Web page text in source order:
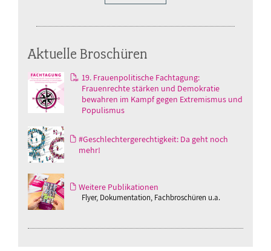
Aktuelle Broschüren
19. Frauenpolitische Fachtagung:
Frauenrechte stärken und Demokratie
bewahren im Kampf gegen Extremismus und
Populismus
#Geschlechtergerechtigkeit: Da geht noch
mehr!
Weitere Publikationen
Flyer, Dokumentation, Fachbroschüren u.a.